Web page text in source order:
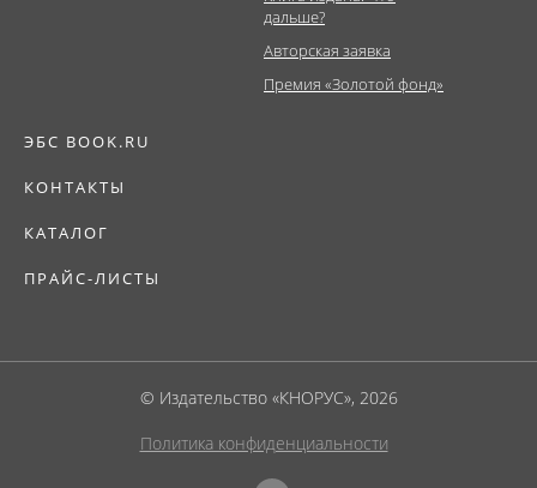
дальше?
Авторская заявка
Премия «Золотой фонд»
ЭБС BOOK.RU
КОНТАКТЫ
КАТАЛОГ
ПРАЙС-ЛИСТЫ
© Издательство «КНОРУС», 2026
Политика конфиденциальности